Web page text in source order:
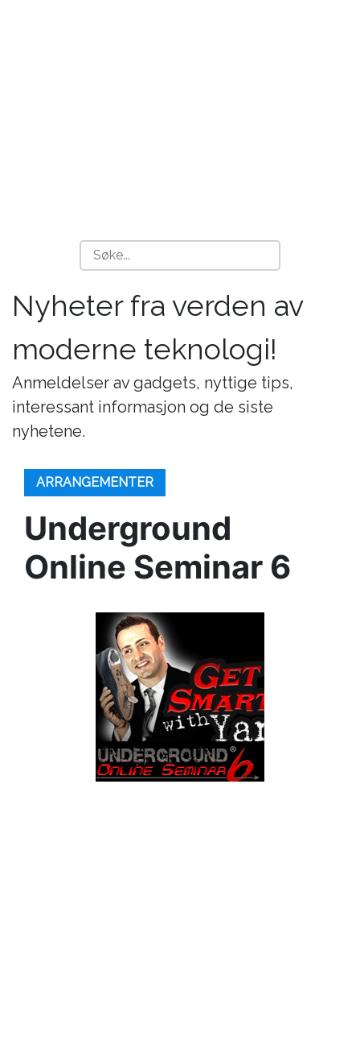
Nyheter fra verden av
moderne teknologi!
Anmeldelser av gadgets, nyttige tips,
interessant informasjon og de siste
nyhetene.
ARRANGEMENTER
Underground
Online Seminar 6